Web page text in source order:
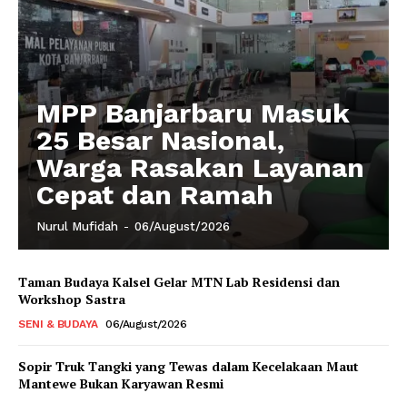
MPP Banjarbaru Masuk
25 Besar Nasional,
Warga Rasakan Layanan
Cepat dan Ramah
Nurul Mufidah - 06/August/2026
Taman Budaya Kalsel Gelar MTN Lab Residensi dan
Workshop Sastra
SENI & BUDAYA 06/August/2026
Sopir Truk Tangki yang Tewas dalam Kecelakaan Maut
Mantewe Bukan Karyawan Resmi